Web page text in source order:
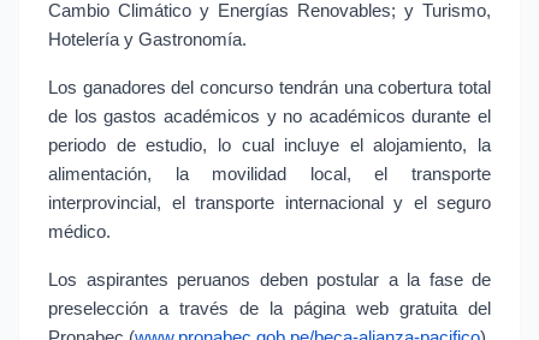
Cambio Climático y Energías Renovables; y Turismo,
Hotelería y Gastronomía.
Los ganadores del concurso tendrán una cobertura total
de los gastos académicos y no académicos durante el
periodo de estudio, lo cual incluye el alojamiento, la
alimentación, la movilidad local, el transporte
interprovincial, el transporte internacional y el seguro
médico.
Los aspirantes peruanos deben postular a la fase de
preselección a través de la página web gratuita del